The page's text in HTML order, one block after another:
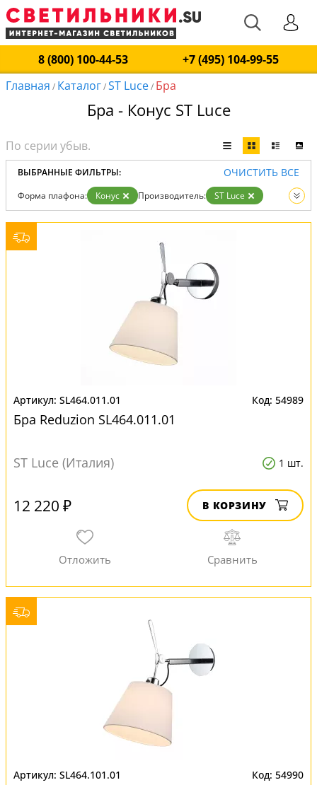
8 (800) 100-44-53
+7 (495) 104-99-55
Главная / Каталог/ST Luce/ Бра
Бра - Конус ST Luce
ВЫБРАННЫЕ ФИЛЬТРЫ: ОЧИСТИТЬ ВСЕ
Форма плафона: Конус Производитель:
ST Luce
Вид:
Бра
SL464.011.01 54989
Бра Reduzion SL464.011.01
ST Luce (Италия) 1 шт.
12 220 ₽ В КОРЗИНУ
SL464.101.01 54990